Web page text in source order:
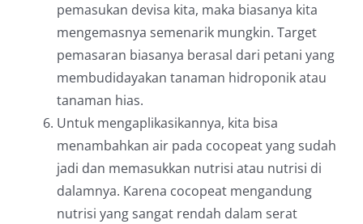
pemasukan devisa kita, maka biasanya kita
mengemasnya semenarik mungkin. Target
pemasaran biasanya berasal dari petani yang
membudidayakan tanaman hidroponik atau
tanaman hias.
Untuk mengaplikasikannya, kita bisa
menambahkan air pada cocopeat yang sudah
jadi dan memasukkan nutrisi atau nutrisi di
dalamnya. Karena cocopeat mengandung
nutrisi yang sangat rendah dalam serat